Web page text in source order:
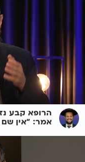
הרופא קבע
אמר: “אין שם